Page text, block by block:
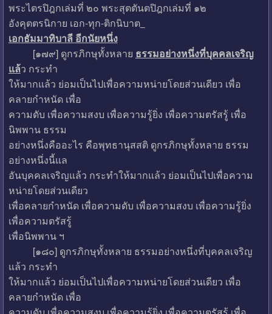
พระไตรปิฎกเล่มที่ ๒๐ พระสุตตันตปิฎกเล่มที่ ๑๒
อังคุตตรนิกาย เอก-ทุก-ติกนิบาต
เอกธัมมาทิบาลี อีกนัยหนึ่ง
[๑๗๙] ดูกรภิกษุทั้งหลาย ธรรมอย่างหนึ่งที่บุคคลเจริญ
แล้ว กระทำ
ให้มากแล้ว ย่อมเป็นไปเพื่อความหน่ายโดยส่วนเดียว เพื่อ
คลายกำหนัด เพื่อ
ความดับ เพื่อความสงบ เพื่อความรู้ยิ่ง เพื่อความตรัสรู้ เพื่อ
นิพพาน ธรรม
อย่างหนึ่งคืออะไร คือพุทธานุสสติ ดูกรภิกษุทั้งหลาย ธรรม
อย่างหนึ่งนี้แล
อันบุคคลเจริญแล้ว กระทำให้มากแล้ว ย่อมเป็นไปเพื่อความ
หน่ายโดยส่วนเดียว
เพื่อคลายกำหนัด เพื่อความดับ เพื่อความสงบ เพื่อความรู้ยิ่ง
เพื่อความตรัสรู้
เพื่อนิพพาน ฯ
[๑๘๐] ดูกรภิกษุทั้งหลาย ธรรมอย่างหนึ่งที่บุคคลเจริญ
แล้ว กระทำ
ให้มากแล้ว ย่อมเป็นไปเพื่อความหน่ายโดยส่วนเดียว เพื่อ
คลายกำหนัด เพื่อ